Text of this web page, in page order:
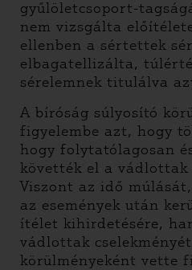
gyűlöletcsoport-
nem vizsgálta
ellenben a sértettek
elbagatellizálta,
sérelemnek titulálva
A bíróság súlyosító
figyelembe azt, hogy
hogy folytatólagosan
követték el a vádlottak
Viszont az idő
az események után
ítélet kihirdetésére,
vádlottak
körülményeként vette